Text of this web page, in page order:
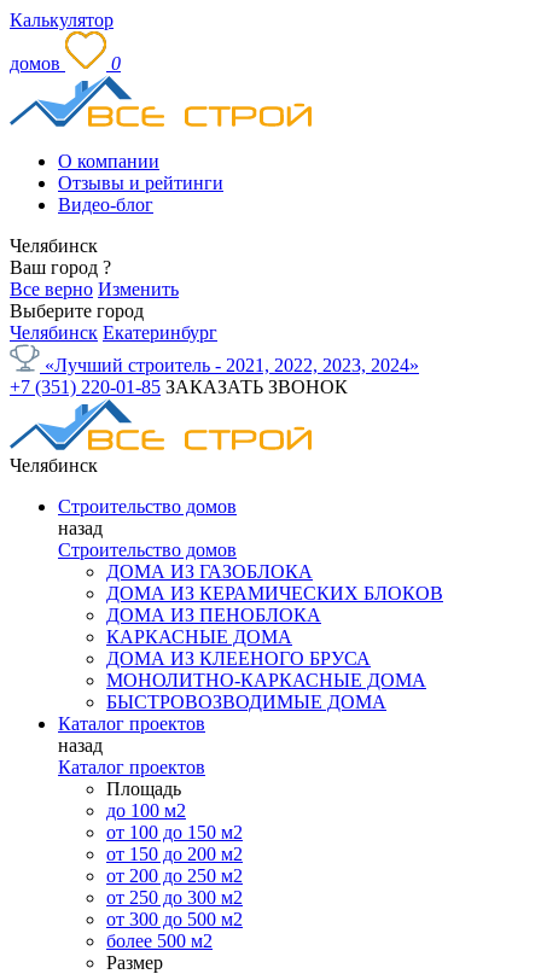
Калькулятор
домов 0
О компании
Отзывы и рейтинги
Видео-блог
Челябинск
Ваш город ?
Все верно Изменить
Выберите город
Челябинск Екатеринбург
«Лучший строитель - 2021, 2022, 2023, 2024»
+7 (351) 220-01-85 ЗАКАЗАТЬ ЗВОНОК
Челябинск
Строительство домов
назад
Строительство домов
ДОМА ИЗ ГАЗОБЛОКА
ДОМА ИЗ КЕРАМИЧЕСКИХ БЛОКОВ
ДОМА ИЗ ПЕНОБЛОКА
КАРКАСНЫЕ ДОМА
ДОМА ИЗ КЛЕЕНОГО БРУСА
МОНОЛИТНО-КАРКАСНЫЕ ДОМА
БЫСТРОВОЗВОДИМЫЕ ДОМА
Каталог проектов
назад
Каталог проектов
Площадь
до 100 м2
от 100 до 150 м2
от 150 до 200 м2
от 200 до 250 м2
от 250 до 300 м2
от 300 до 500 м2
более 500 м2
Размер